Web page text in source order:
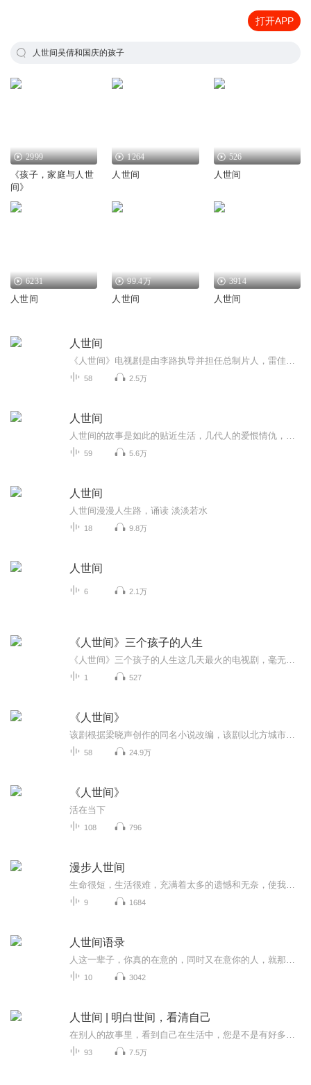
打开APP
人世间吴倩和国庆的孩子
2999
《孩子，家庭与人世
间》
1264
人世间
526
人世间
6231
人世间
99.4万
人世间
3914
人世间
人世间
58 2.5万
人世间
59 5.6万
人世间
人世间漫漫人生路，诵读 淡淡若水
18 9.8万
人世间
6 2.1万
《人世间》三个孩子的人生
1 527
《人世间》
58 24.9万
《人世间》
活在当下
108 796
漫步人世间
9 1684
人世间语录
10 3042
人世间 | 明白世间，看清自己
93 7.5万